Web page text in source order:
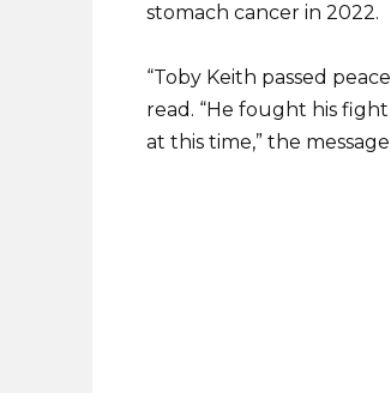
stomach cancer in 2022.
“Toby Keith passed
read. “He fought his
at this time,” the